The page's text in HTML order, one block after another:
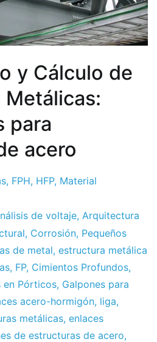
y Cálculo de
para
acero
, FPH, HFP, Material
de voltaje, Arquitectura
, Corrosión, Pequeños
de metal, estructura metálica
, FP, Cimientos Profundos,
en Pórticos, Galpones para
acero-hormigón, liga,
metálicas, enlaces
de estructuras de acero,